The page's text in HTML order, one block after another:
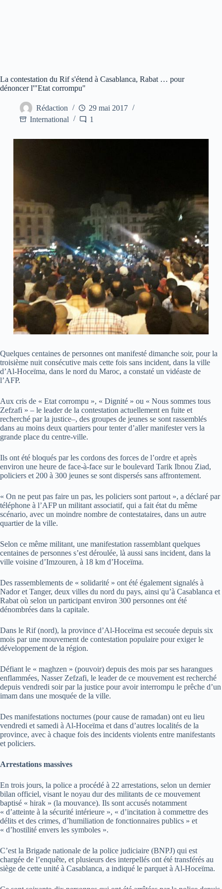
La contestation du Rif s'étend à Casablanca, Rabat … pour
dénoncer l'"Etat corrompu"
Rédaction
29 mai 2017
International
1
Quelques centaines de personnes ont manifesté dimanche soir, pour la
troisième nuit consécutive mais cette fois sans incident, dans la ville
d’Al-Hoceïma, dans le nord du Maroc, a constaté un vidéaste de
l’AFP.
Aux cris de « Etat corrompu », « Dignité » ou « Nous sommes tous
Zefzafi » – le leader de la contestation actuellement en fuite et
recherché par la justice–, des groupes de jeunes se sont rassemblés
dans au moins deux quartiers pour tenter d’aller manifester vers la
grande place du centre-ville.
Ils ont été bloqués par les cordons des forces de l’ordre et après
environ une heure de face-à-face sur le boulevard Tarik Ibnou Ziad,
policiers et 200 à 300 jeunes se sont dispersés sans affrontement.
« On ne peut pas faire un pas, les policiers sont partout », a déclaré par
téléphone à l’AFP un militant associatif, qui a fait état du même
scénario, avec un moindre nombre de contestataires, dans un autre
quartier de la ville.
Selon ce même militant, une manifestation rassemblant quelques
centaines de personnes s’est déroulée, là aussi sans incident, dans la
ville voisine d’Imzouren, à 18 km d’Hoceïma.
Des rassemblements de « solidarité » ont été également signalés à
Nador et Tanger, deux villes du nord du pays, ainsi qu’à Casablanca et
Rabat où selon un participant environ 300 personnes ont été
dénombrées dans la capitale.
Dans le Rif (nord), la province d’Al-Hoceïma est secouée depuis six
mois par une mouvement de contestation populaire pour exiger le
développement de la région.
Défiant le « maghzen » (pouvoir) depuis des mois par ses harangues
enflammées, Nasser Zefzafi, le leader de ce mouvement est recherché
depuis vendredi soir par la justice pour avoir interrompu le prêche d’un
imam dans une mosquée de la ville.
Des manifestations nocturnes (pour cause de ramadan) ont eu lieu
vendredi et samedi à Al-Hoceïma et dans d’autres localités de la
province, avec à chaque fois des incidents violents entre manifestants
et policiers.
Arrestations massives
En trois jours, la police a procédé à 22 arrestations, selon un dernier
bilan officiel, visant le noyau dur des militants de ce mouvement
baptisé « hirak » (la mouvance). Ils sont accusés notamment
« d’atteinte à la sécurité intérieure », « d’incitation à commettre des
délits et des crimes, d’humiliation de fonctionnaires publics » et
« d’hostilité envers les symboles ».
C’est la Brigade nationale de la police judiciaire (BNPJ) qui est
chargée de l’enquête, et plusieurs des interpellés ont été transférés au
siège de cette unité à Casablanca, a indiqué le parquet à Al-Hoceïma.